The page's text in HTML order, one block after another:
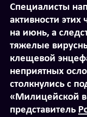
Специалисты
активности этих
на июнь, а
тяжелые
клещевой
неприятных
столкнулись с
«Милицейской
представитель